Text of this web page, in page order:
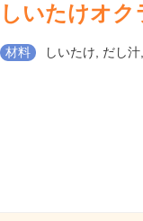
しいたけオク
材料 しいたけ, だし